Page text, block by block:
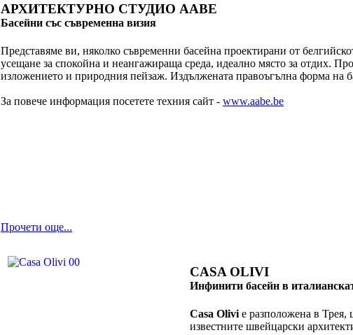
АРХИТЕКТУРНО СТУДИО AАBE
Басейни със съвременна визия
Представяме ви, няколко съвременни басейна проектирани от
усещане за спокойна и неангажираща среда, идеално място за отдих.
изложението и природния пейзаж. Издължената правоъгълна форма на
За повече информация посетете техния сайт - www.aabe.be
Прочети още...
CASA OLIVI
Инфинити басейн в
Casa Olivi е разположена в Трея,
известните швейцарски